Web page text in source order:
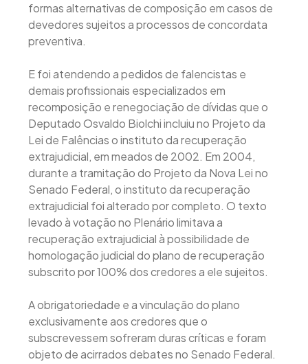
formas alternativas de composição em casos de
devedores sujeitos a processos de concordata
preventiva.
E foi atendendo a pedidos de falencistas e
demais profissionais especializados em
recomposição e renegociação de dívidas que o
Deputado Osvaldo Biolchi incluiu no Projeto da
Lei de Falências o instituto da recuperação
extrajudicial, em meados de 2002. Em 2004,
durante a tramitação do Projeto da Nova Lei no
Senado Federal, o instituto da recuperação
extrajudicial foi alterado por completo. O texto
levado à votação no Plenário limitava a
recuperação extrajudicial à possibilidade de
homologação judicial do plano de recuperação
subscrito por 100% dos credores a ele sujeitos.
A obrigatoriedade e a vinculação do plano
exclusivamente aos credores que o
subscrevessem sofreram duras críticas e foram
objeto de acirrados debates no Senado Federal.